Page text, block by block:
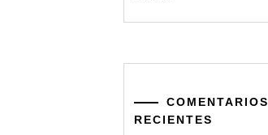
COMENTARIOS
RECIENTES